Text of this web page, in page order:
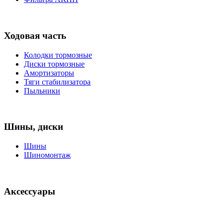
Ходовая часть
Колодки тормозные
Диски тормозные
Амортизаторы
Тяги стабилизатора
Пыльники
Шины, диски
Шины
Шиномонтаж
Аксессуары